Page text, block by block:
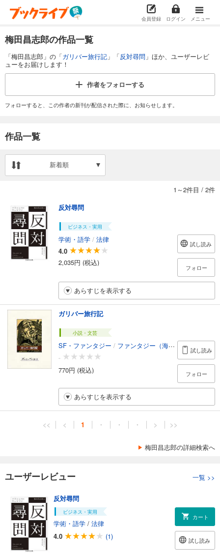
会員登録 ログイン メニュー
梅田昌志郎の作品一覧
「梅田昌志郎」の「ガリバー旅行記 」「反対尋問 」ほか、ユーザーレビ
ューをお届けします！
作者をフォローする
フォローすると、この作者の新刊が配信された際に、お知らせします。
作品一覧
新着順
1～2件目 / 2件
反対尋問
ビジネス・実用
学術・語学 / 法律
4.0
2,035円 (税込)
試し読み
フォロー
あらすじを表示する
ガリバー旅行記
小説・文芸
SF・ファンタジー / ファンタジー（海外）
-
770円 (税込)
試し読み
フォロー
あらすじを表示する
<< < 1 ・ ・ ・ > >>
梅田昌志郎の詳細検索へ
ユーザーレビュー 一覧 >>
反対尋問
ビジネス・実用
学術・語学 / 法律
4.0
(1)
カート
試し読み